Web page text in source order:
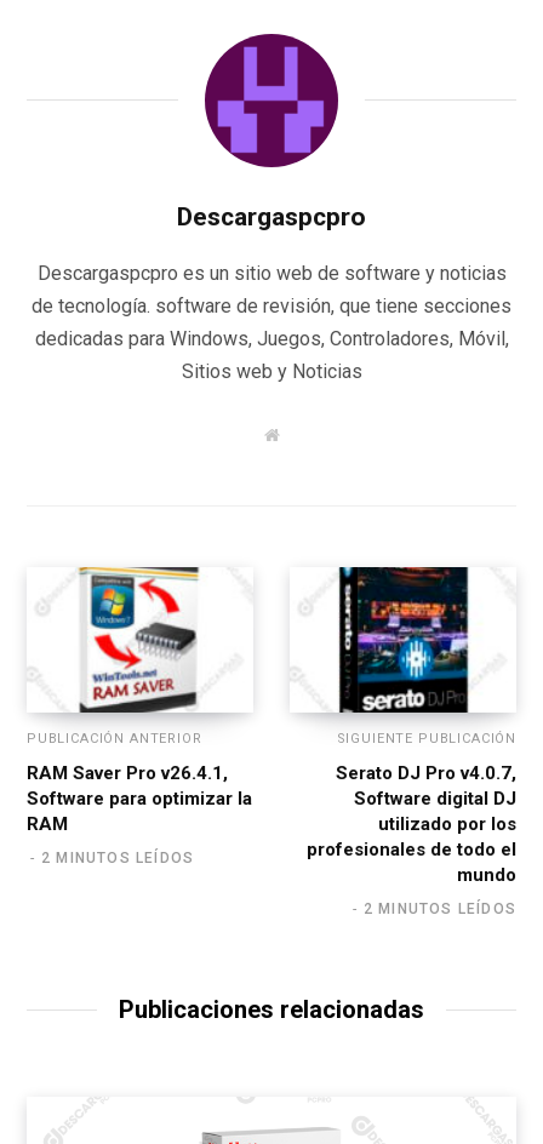
Descargaspcpro
Descargaspcpro es un sitio web de software y noticias
de tecnología. software de revisión, que tiene secciones
dedicadas para Windows, Juegos, Controladores, Móvil,
Sitios web y Noticias
W
PUBLICACIÓN ANTERIOR
RAM Saver Pro v26.4.1,
Software para optimizar la
RAM
2 MINUTOS LEÍDOS
SIGUIENTE PUBLICACIÓN
Serato DJ Pro v4.0.7,
Software digital DJ
utilizado por los
profesionales de todo el
mundo
2 MINUTOS LEÍDOS
Publicaciones relacionadas